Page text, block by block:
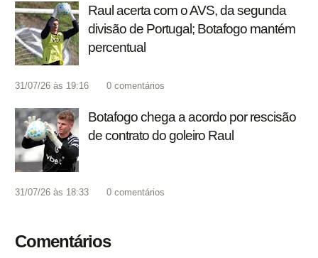
Raul acerta com o AVS, da segunda
divisão de Portugal; Botafogo mantém
percentual
31/07/26 às 19:16 0 comentários
Botafogo chega a acordo por rescisão
de contrato do goleiro Raul
31/07/26 às 18:33 0 comentários
Comentários